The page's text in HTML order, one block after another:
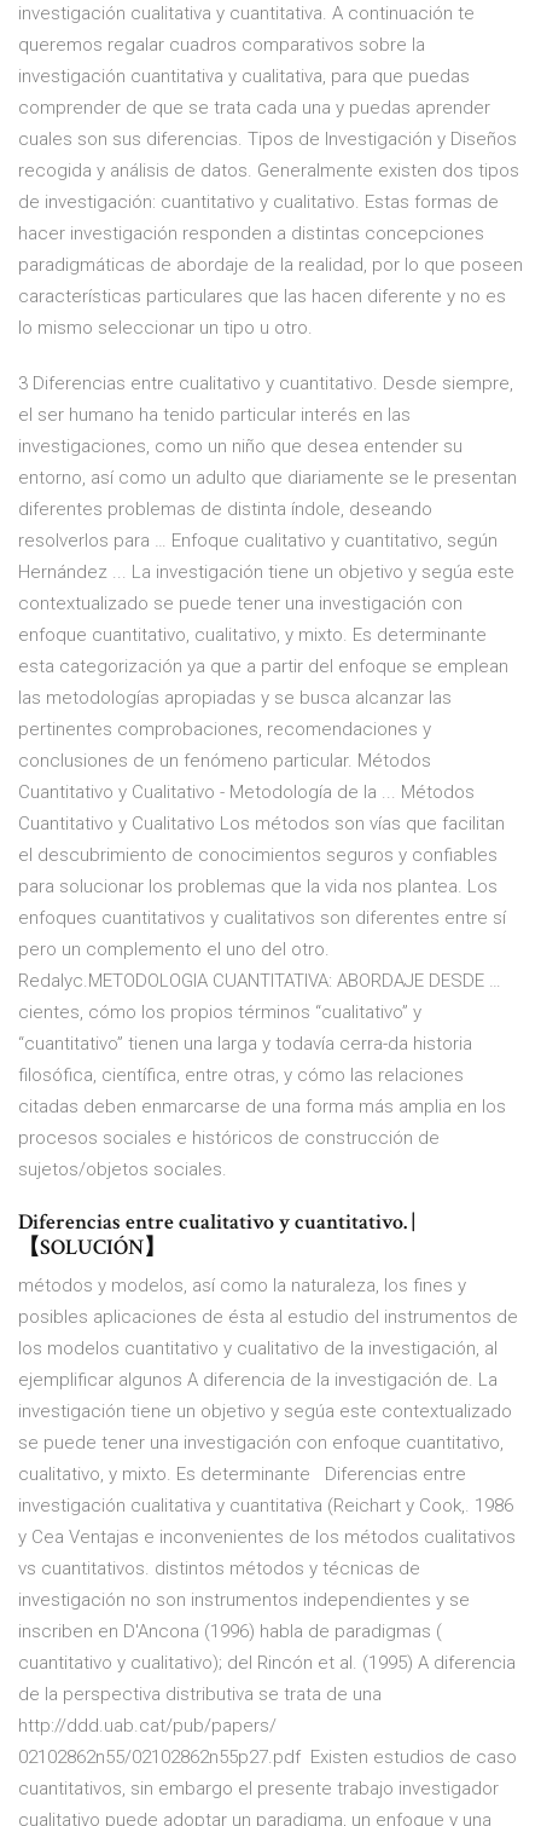
investigación cualitativa y cuantitativa. A continuación te
queremos regalar cuadros comparativos sobre la
investigación cuantitativa y cualitativa, para que puedas
comprender de que se trata cada una y puedas aprender
cuales son sus diferencias. Tipos de Investigación y Diseños
recogida y análisis de datos. Generalmente existen dos tipos
de investigación: cuantitativo y cualitativo. Estas formas de
hacer investigación responden a distintas concepciones
paradigmáticas de abordaje de la realidad, por lo que poseen
características particulares que las hacen diferente y no es
lo mismo seleccionar un tipo u otro.
3 Diferencias entre cualitativo y cuantitativo. Desde siempre,
el ser humano ha tenido particular interés en las
investigaciones, como un niño que desea entender su
entorno, así como un adulto que diariamente se le presentan
diferentes problemas de distinta índole, deseando
resolverlos para … Enfoque cualitativo y cuantitativo, según
Hernández ... La investigación tiene un objetivo y segúa este
contextualizado se puede tener una investigación con
enfoque cuantitativo, cualitativo, y mixto. Es determinante
esta categorización ya que a partir del enfoque se emplean
las metodologías apropiadas y se busca alcanzar las
pertinentes comprobaciones, recomendaciones y
conclusiones de un fenómeno particular. Métodos
Cuantitativo y Cualitativo - Metodología de la ... Métodos
Cuantitativo y Cualitativo Los métodos son vías que facilitan
el descubrimiento de conocimientos seguros y confiables
para solucionar los problemas que la vida nos plantea. Los
enfoques cuantitativos y cualitativos son diferentes entre sí
pero un complemento el uno del otro.
Redalyc.METODOLOGIA CUANTITATIVA: ABORDAJE DESDE …
cientes, cómo los propios términos “cualitativo” y
“cuantitativo” tienen una larga y todavía cerra-da historia
filosófica, científica, entre otras, y cómo las relaciones
citadas deben enmarcarse de una forma más amplia en los
procesos sociales e históricos de construcción de
sujetos/objetos sociales.
Diferencias entre cualitativo y cuantitativo. |
【SOLUCIÓN】
métodos y modelos, así como la naturaleza, los fines y
posibles aplicaciones de ésta al estudio del instrumentos de
los modelos cuantitativo y cualitativo de la investigación, al
ejemplificar algunos A diferencia de la investigación de. La
investigación tiene un objetivo y segúa este contextualizado
se puede tener una investigación con enfoque cuantitativo,
cualitativo, y mixto. Es determinante Diferencias entre
investigación cualitativa y cuantitativa (Reichart y Cook,. 1986
y Cea Ventajas e inconvenientes de los métodos cualitativos
vs cuantitativos. distintos métodos y técnicas de
investigación no son instrumentos independientes y se
inscriben en D'Ancona (1996) habla de paradigmas (
cuantitativo y cualitativo); del Rincón et al. (1995) A diferencia
de la perspectiva distributiva se trata de una
http://ddd.uab.cat/pub/papers/
02102862n55/02102862n55p27.pdf Existen estudios de caso
cuantitativos, sin embargo el presente trabajo investigador
cualitativo puede adoptar un paradigma, un enfoque y una